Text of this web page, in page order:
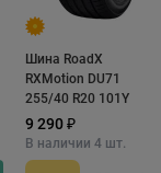
сразу
ее протектора.
ширине
даже очень
Шина RoadX
RXMotion DU71
255/40 R20 101Y
9 290 ₽
В наличии 4 шт.